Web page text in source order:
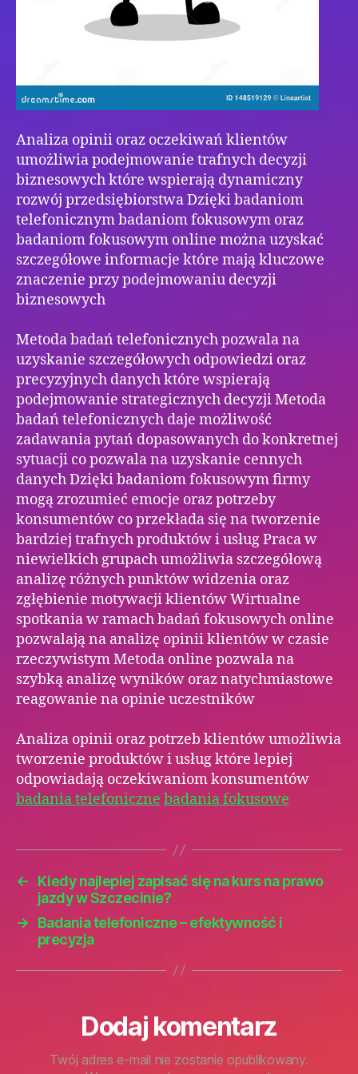
Analiza opinii oraz oczekiwań klientów
umożliwia podejmowanie trafnych decyzji
biznesowych które wspierają dynamiczny
rozwój przedsiębiorstwa Dzięki badaniom
telefonicznym badaniom fokusowym oraz
badaniom fokusowym online można uzyskać
szczegółowe informacje które mają kluczowe
znaczenie przy podejmowaniu decyzji
biznesowych
Metoda badań telefonicznych pozwala na
uzyskanie szczegółowych odpowiedzi oraz
precyzyjnych danych które wspierają
podejmowanie strategicznych decyzji Metoda
badań telefonicznych daje możliwość
zadawania pytań dopasowanych do konkretnej
sytuacji co pozwala na uzyskanie cennych
danych Dzięki badaniom fokusowym firmy
mogą zrozumieć emocje oraz potrzeby
konsumentów co przekłada się na tworzenie
bardziej trafnych produktów i usług Praca w
niewielkich grupach umożliwia szczegółową
analizę różnych punktów widzenia oraz
zgłębienie motywacji klientów Wirtualne
spotkania w ramach badań fokusowych online
pozwalają na analizę opinii klientów w czasie
rzeczywistym Metoda online pozwala na
szybką analizę wyników oraz natychmiastowe
reagowanie na opinie uczestników
Analiza opinii oraz potrzeb klientów umożliwia
tworzenie produktów i usług które lepiej
odpowiadają oczekiwaniom konsumentów
badania telefoniczne badania fokusowe
←
Kiedy najlepiej zapisać się na kurs na prawo
jazdy w Szczecinie?
→
Badania telefoniczne – efektywność i
precyzja
Dodaj komentarz
Twój adres e-mail nie zostanie opublikowany.